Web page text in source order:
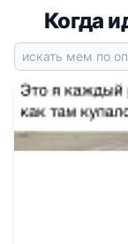
Когда